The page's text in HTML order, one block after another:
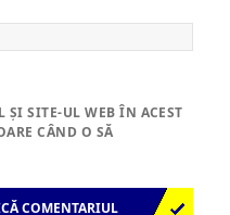
ȘI SITE-UL WEB ÎN ACEST
CÂND O SĂ